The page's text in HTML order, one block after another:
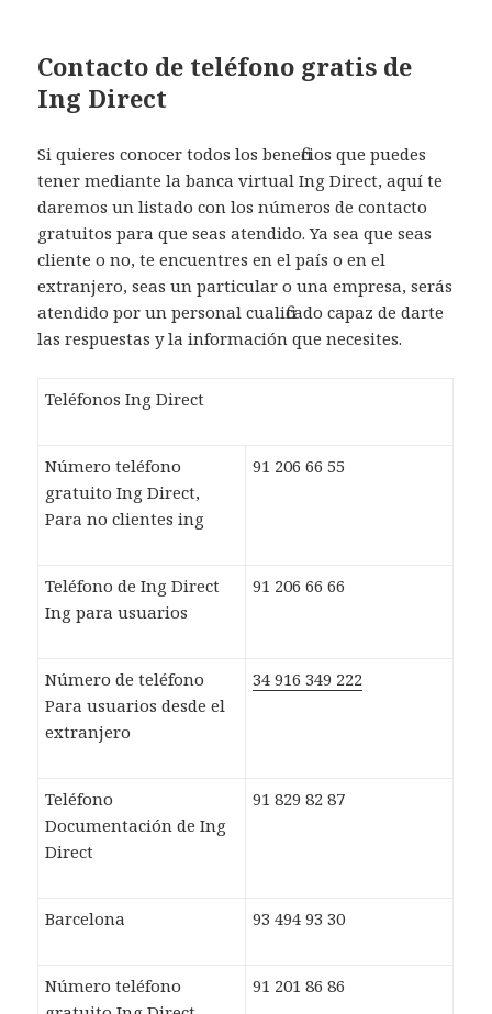
Contacto de teléfono gratis de
Ing Direct
Si quieres conocer todos los beneficios que puedes
tener mediante la banca virtual Ing Direct, aquí te
daremos un listado con los números de contacto
gratuitos para que seas atendido. Ya sea que seas
cliente o no, te encuentres en el país o en el
extranjero, seas un particular o una empresa, serás
atendido por un personal cualificado capaz de darte
las respuestas y la información que necesites.
Teléfonos Ing Direct
Número teléfono
gratuito Ing Direct,
Para no clientes ing
91 206 66 55
Teléfono de Ing Direct
Ing para usuarios
91 206 66 66
Número de teléfono
Para usuarios desde el
extranjero
34 916 349 222
Teléfono
Documentación de Ing
Direct
91 829 82 87
Barcelona 93 494 93 30
Número teléfono
91 201 86 86